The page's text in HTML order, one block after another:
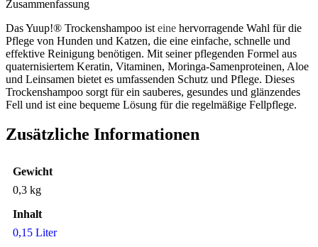
Zusammenfassung
Das Yuup!® Trockenshampoo ist eine hervorragende Wahl für die
Pflege von Hunden und Katzen, die eine einfache, schnelle und
effektive Reinigung benötigen. Mit seiner pflegenden Formel aus
quaternisiertem Keratin, Vitaminen, Moringa-Samenproteinen, Aloe
und Leinsamen bietet es umfassenden Schutz und Pflege. Dieses
Trockenshampoo sorgt für ein sauberes, gesundes und glänzendes
Fell und ist eine bequeme Lösung für die regelmäßige Fellpflege.
Zusätzliche Informationen
Gewicht
0,3 kg
Inhalt
0,15 Liter